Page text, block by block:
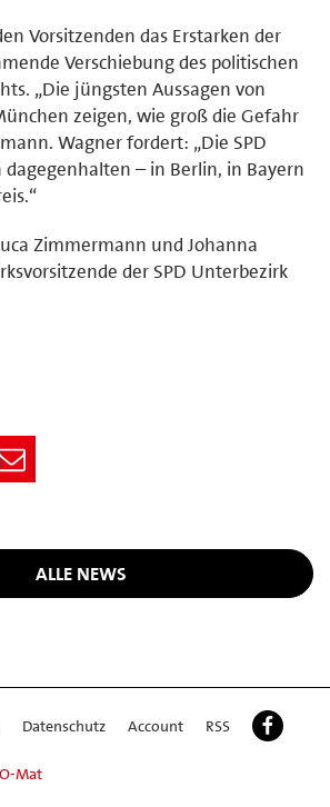
Vorsitzenden das Erstarken der
Verschiebung des politischen
„Die jüngsten Aussagen von
zeigen, wie groß die Gefahr
Wagner fordert: „Die SPD
dagegenhalten – in Berlin, in Bayern
Zimmermann und Johanna
der SPD Unterbezirk
ALLE NEWS
Datenschutz Account RSS
Mat